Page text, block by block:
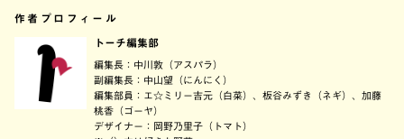
作者プロフィール
トーチ編集部
編集長：中川敦（アスパラ）
副編集長：中山望（にんにく）
編集部員：エ☆ミリー吉元（白菜）、板谷みずき（ネギ）、加藤
桃香（ゴーヤ）
デザイナー：岡野乃里子（トマト）